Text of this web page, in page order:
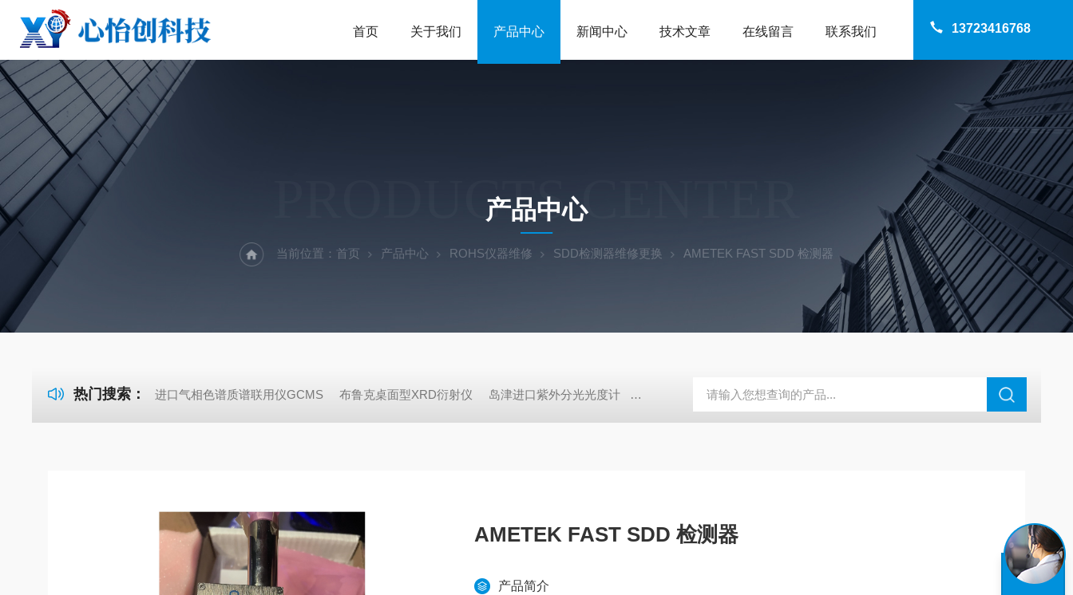
13723416768
首页 关于我们 产品中心 新闻中心 技术文章 在线留言 联系我们
PRODUCTS CENTER
产品中心
当前位置： 首页 产品中心 ROHS仪器维修 SDD检测器维修更换 AMETEK FAST SDD 检测器
热门搜索： 进口气相色谱质谱联用仪GCMS 布鲁克桌面型XRD衍射仪 岛津进口紫外分光光度计 蔡司MERLIN系列场发射扫描电镜 瑞士万通水分仪 布鲁克SkyScan2211高分
AMETEK FAST SDD 检测器
产品简介